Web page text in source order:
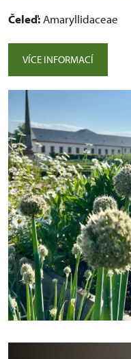
Čeleď: Amaryllidaceae
VÍCE INFORMACÍ